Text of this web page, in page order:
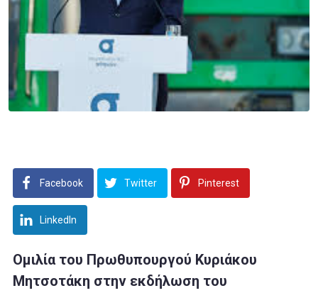
Facebook Twitter Pinterest
LinkedIn
Ομιλία του Πρωθυπουργού Κυριάκου
Μητσοτάκη στην εκδήλωση του